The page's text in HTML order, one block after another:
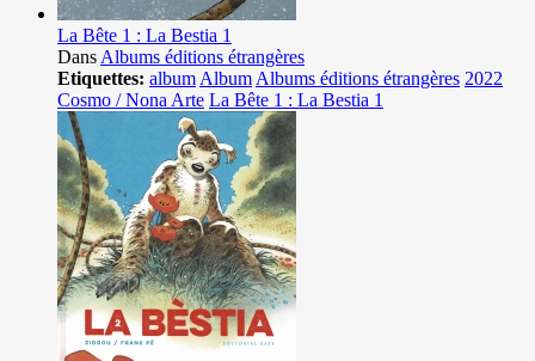
La Bête 1 : La Bestia 1
Dans Albums éditions étrangères
Etiquettes: album Album Albums éditions étrangères 2022
Cosmo / Nona Arte La Bête 1 : La Bestia 1